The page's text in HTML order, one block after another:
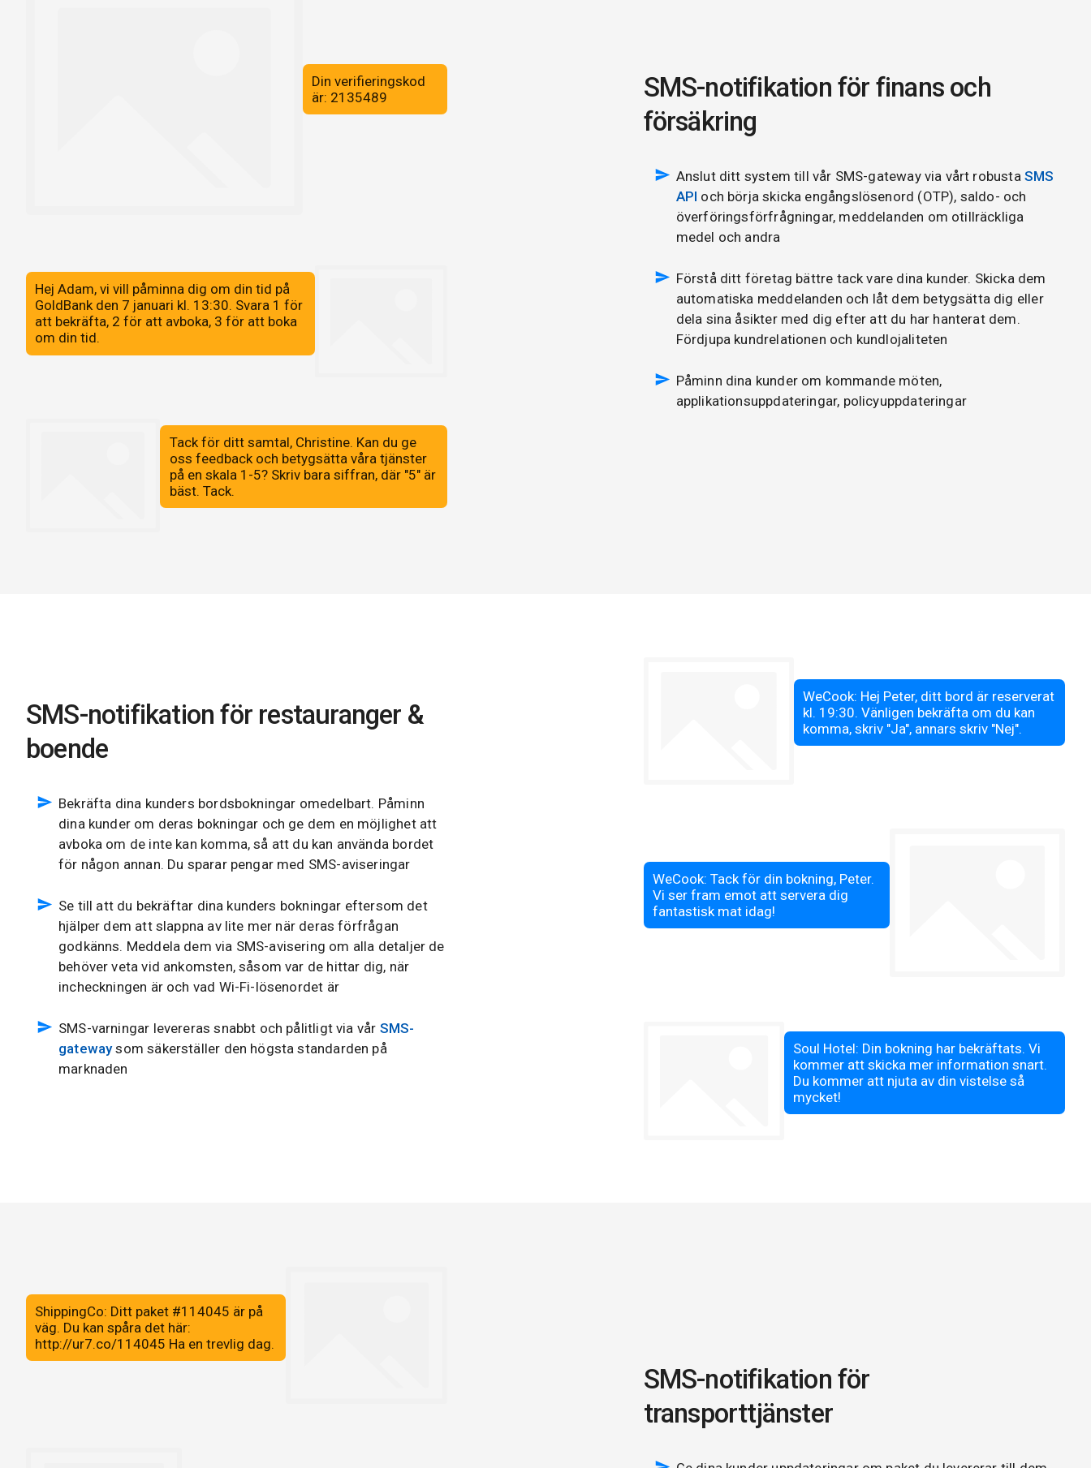
SMS-notifikation för finans och
försäkring
Anslut ditt system till vår SMS-gateway via vårt robusta SMS
API och börja skicka engångslösenord (OTP), saldo- och
överföringsförfrågningar, meddelanden om otillräckliga
medel och andra
Förstå ditt företag bättre tack vare dina kunder. Skicka dem
automatiska meddelanden och låt dem betygsätta dig eller
dela sina åsikter med dig efter att du har hanterat dem.
Fördjupa kundrelationen och kundlojaliteten
Påminn dina kunder om kommande möten,
applikationsuppdateringar, policyuppdateringar
SMS-notifikation för restauranger &
boende
Bekräfta dina kunders bordsbokningar omedelbart. Påminn
dina kunder om deras bokningar och ge dem en möjlighet att
avboka om de inte kan komma, så att du kan använda bordet
för någon annan. Du sparar pengar med SMS-aviseringar
Se till att du bekräftar dina kunders bokningar eftersom det
hjälper dem att slappna av lite mer när deras förfrågan
godkänns. Meddela dem via SMS-avisering om alla detaljer de
behöver veta vid ankomsten, såsom var de hittar dig, när
incheckningen är och vad Wi-Fi-lösenordet är
SMS-varningar levereras snabbt och pålitligt via vår SMS-
gatewaysom säkerställer den högsta standarden på
marknaden
SMS-notifikation för
transporttjänster